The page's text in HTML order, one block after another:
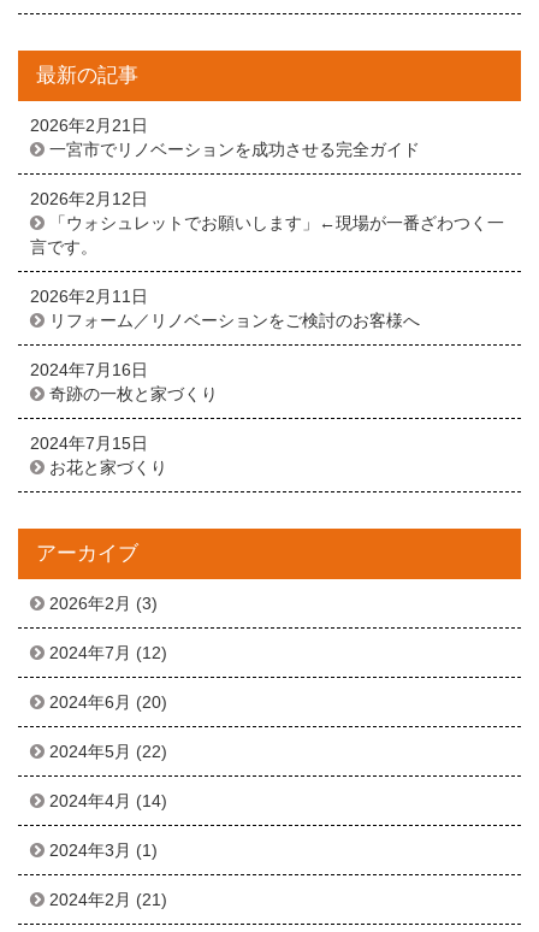
最新の記事
2026年2月21日
一宮市でリノベーションを成功させる完全ガイド
2026年2月12日
「ウォシュレットでお願いします」←現場が一番ざわつく一
言です。
2026年2月11日
リフォーム／リノベーションをご検討のお客様へ
2024年7月16日
奇跡の一枚と家づくり
2024年7月15日
お花と家づくり
アーカイブ
2026年2月 (3)
2024年7月 (12)
2024年6月 (20)
2024年5月 (22)
2024年4月 (14)
2024年3月 (1)
2024年2月 (21)